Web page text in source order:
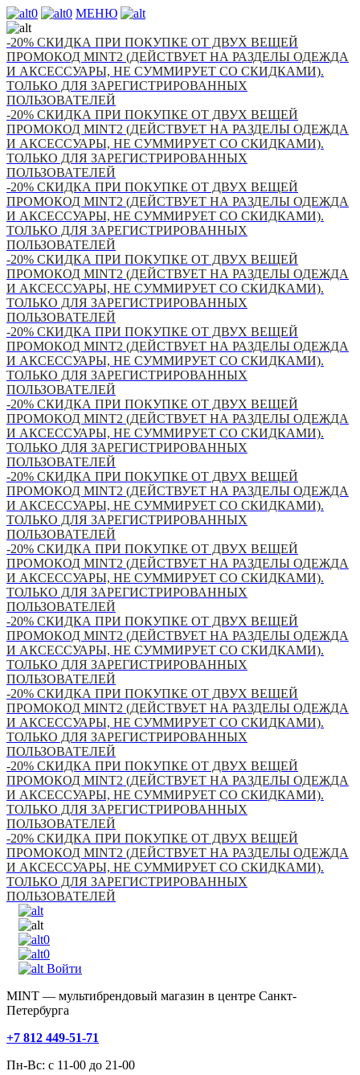
0 0 МЕНЮ
-20% СКИДКА ПРИ ПОКУПКЕ ОТ ДВУХ ВЕЩЕЙ
ПРОМОКОД MINT2 (ДЕЙСТВУЕТ НА РАЗДЕЛЫ ОДЕЖДА
И АКСЕССУАРЫ, НЕ СУММИРУЕТ СО СКИДКАМИ).
ТОЛЬКО ДЛЯ ЗАРЕГИСТРИРОВАННЫХ
ПОЛЬЗОВАТЕЛЕЙ
-20% СКИДКА ПРИ ПОКУПКЕ ОТ ДВУХ ВЕЩЕЙ
ПРОМОКОД MINT2 (ДЕЙСТВУЕТ НА РАЗДЕЛЫ ОДЕЖДА
И АКСЕССУАРЫ, НЕ СУММИРУЕТ СО СКИДКАМИ).
ТОЛЬКО ДЛЯ ЗАРЕГИСТРИРОВАННЫХ
ПОЛЬЗОВАТЕЛЕЙ
-20% СКИДКА ПРИ ПОКУПКЕ ОТ ДВУХ ВЕЩЕЙ
ПРОМОКОД MINT2 (ДЕЙСТВУЕТ НА РАЗДЕЛЫ ОДЕЖДА
И АКСЕССУАРЫ, НЕ СУММИРУЕТ СО СКИДКАМИ).
ТОЛЬКО ДЛЯ ЗАРЕГИСТРИРОВАННЫХ
ПОЛЬЗОВАТЕЛЕЙ
-20% СКИДКА ПРИ ПОКУПКЕ ОТ ДВУХ ВЕЩЕЙ
ПРОМОКОД MINT2 (ДЕЙСТВУЕТ НА РАЗДЕЛЫ ОДЕЖДА
И АКСЕССУАРЫ, НЕ СУММИРУЕТ СО СКИДКАМИ).
ТОЛЬКО ДЛЯ ЗАРЕГИСТРИРОВАННЫХ
ПОЛЬЗОВАТЕЛЕЙ
-20% СКИДКА ПРИ ПОКУПКЕ ОТ ДВУХ ВЕЩЕЙ
ПРОМОКОД MINT2 (ДЕЙСТВУЕТ НА РАЗДЕЛЫ ОДЕЖДА
И АКСЕССУАРЫ, НЕ СУММИРУЕТ СО СКИДКАМИ).
ТОЛЬКО ДЛЯ ЗАРЕГИСТРИРОВАННЫХ
ПОЛЬЗОВАТЕЛЕЙ
-20% СКИДКА ПРИ ПОКУПКЕ ОТ ДВУХ ВЕЩЕЙ
ПРОМОКОД MINT2 (ДЕЙСТВУЕТ НА РАЗДЕЛЫ ОДЕЖДА
И АКСЕССУАРЫ, НЕ СУММИРУЕТ СО СКИДКАМИ).
ТОЛЬКО ДЛЯ ЗАРЕГИСТРИРОВАННЫХ
ПОЛЬЗОВАТЕЛЕЙ
-20% СКИДКА ПРИ ПОКУПКЕ ОТ ДВУХ ВЕЩЕЙ
ПРОМОКОД MINT2 (ДЕЙСТВУЕТ НА РАЗДЕЛЫ ОДЕЖДА
И АКСЕССУАРЫ, НЕ СУММИРУЕТ СО СКИДКАМИ).
ТОЛЬКО ДЛЯ ЗАРЕГИСТРИРОВАННЫХ
ПОЛЬЗОВАТЕЛЕЙ
-20% СКИДКА ПРИ ПОКУПКЕ ОТ ДВУХ ВЕЩЕЙ
ПРОМОКОД MINT2 (ДЕЙСТВУЕТ НА РАЗДЕЛЫ ОДЕЖДА
И АКСЕССУАРЫ, НЕ СУММИРУЕТ СО СКИДКАМИ).
ТОЛЬКО ДЛЯ ЗАРЕГИСТРИРОВАННЫХ
ПОЛЬЗОВАТЕЛЕЙ
-20% СКИДКА ПРИ ПОКУПКЕ ОТ ДВУХ ВЕЩЕЙ
ПРОМОКОД MINT2 (ДЕЙСТВУЕТ НА РАЗДЕЛЫ ОДЕЖДА
И АКСЕССУАРЫ, НЕ СУММИРУЕТ СО СКИДКАМИ).
ТОЛЬКО ДЛЯ ЗАРЕГИСТРИРОВАННЫХ
ПОЛЬЗОВАТЕЛЕЙ
-20% СКИДКА ПРИ ПОКУПКЕ ОТ ДВУХ ВЕЩЕЙ
ПРОМОКОД MINT2 (ДЕЙСТВУЕТ НА РАЗДЕЛЫ ОДЕЖДА
И АКСЕССУАРЫ, НЕ СУММИРУЕТ СО СКИДКАМИ).
ТОЛЬКО ДЛЯ ЗАРЕГИСТРИРОВАННЫХ
ПОЛЬЗОВАТЕЛЕЙ
-20% СКИДКА ПРИ ПОКУПКЕ ОТ ДВУХ ВЕЩЕЙ
ПРОМОКОД MINT2 (ДЕЙСТВУЕТ НА РАЗДЕЛЫ ОДЕЖДА
И АКСЕССУАРЫ, НЕ СУММИРУЕТ СО СКИДКАМИ).
ТОЛЬКО ДЛЯ ЗАРЕГИСТРИРОВАННЫХ
ПОЛЬЗОВАТЕЛЕЙ
-20% СКИДКА ПРИ ПОКУПКЕ ОТ ДВУХ ВЕЩЕЙ
ПРОМОКОД MINT2 (ДЕЙСТВУЕТ НА РАЗДЕЛЫ ОДЕЖДА
И АКСЕССУАРЫ, НЕ СУММИРУЕТ СО СКИДКАМИ).
ТОЛЬКО ДЛЯ ЗАРЕГИСТРИРОВАННЫХ
ПОЛЬЗОВАТЕЛЕЙ
0
0
Войти
MINT — мультибрендовый магазин в центре Санкт-
Петербурга
+7 812 449-51-71
Пн-Вс: с 11-00 до 21-00